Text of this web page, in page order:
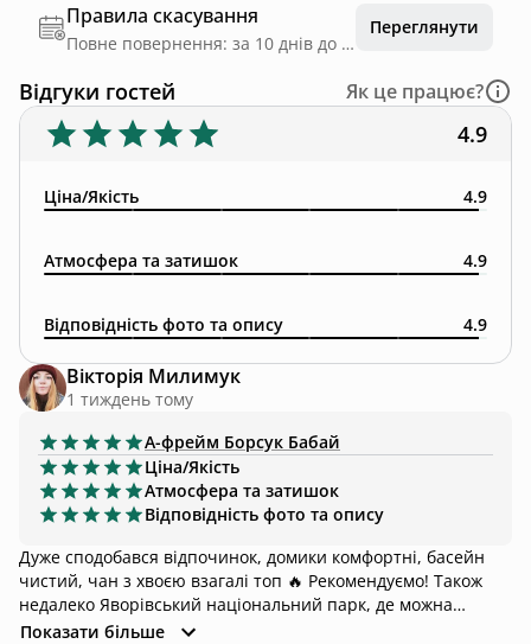
Правила скасування
Повне повернення: за 10 днів до дати заїзду
Переглянути
Відгуки гостей Як це працює?
4.9
Ціна/Якість 4.9
Атмосфера та затишок 4.9
Відповідність фото та опису 4.9
Вікторія Милимук
1 тиждень тому
А-фрейм Борсук Бабай
Ціна/Якість
Атмосфера та затишок
Відповідність фото та опису
Дуже сподобався відпочинок, домики комфортні, басейн
чистий, чан з хвоєю взагалі топ 🔥 Рекомендуємо! Також
недалеко Яворівський національний парк, де можна
сходити до джерела та до печер :)
Показати більше